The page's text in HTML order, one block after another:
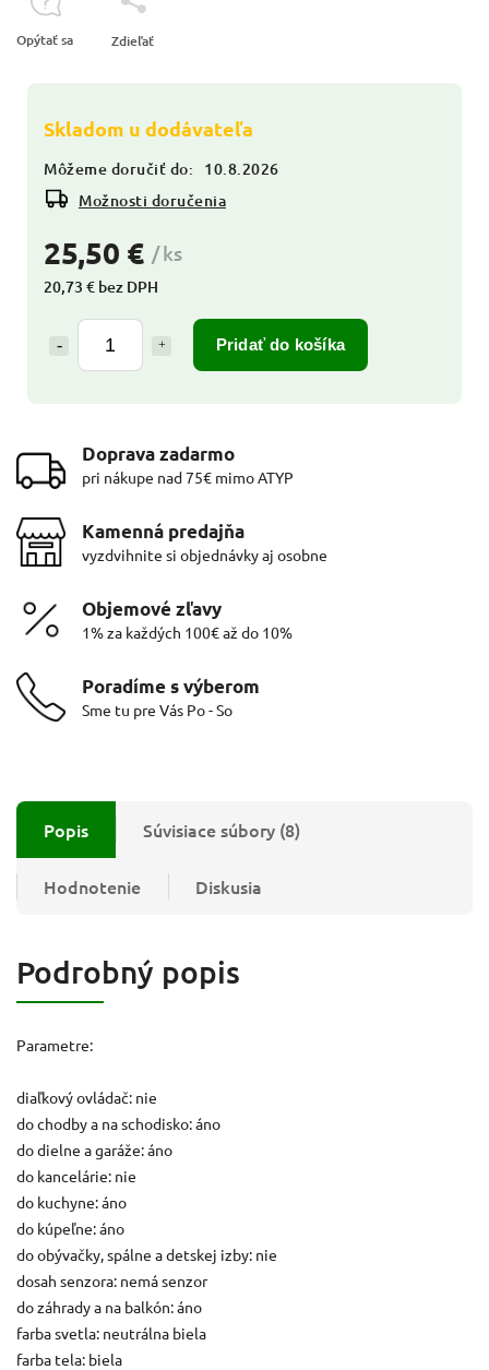
25,50 € / ks
20,73 € bez DPH
Pridať do košíka
Skladom u dodávateľa
Môžeme doručiť do:
10.8.2026
Možnosti doručenia
Opýtať sa Zdieľať
Doprava zadarmo
pri nákupe nad 75€ mimo ATYP
Kamenná predajňa
vyzdvihnite si objednávky aj osobne
Objemové zľavy
1% za každých 100€ až do 10%
Poradíme s výberom
Sme tu pre Vás Po - So
Popis Súvisiace súbory (8)
Hodnotenie Diskusia
Podrobný popis
Parametre:
diaľkový ovládač: nie
do chodby a na schodisko: áno
do dielne a garáže: áno
do kancelárie: nie
do kuchyne: áno
do kúpeľne: áno
do obývačky, spálne a detskej izby: nie
dosah senzora: nemá senzor
do záhrady a na balkón: áno
farba svetla: neutrálna biela
farba tela: biela